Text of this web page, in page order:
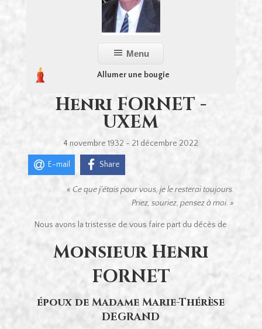
Menu
Allumer une bougie
Henri FORNET -
UXEM
4 novembre 1932 - 21 décembre 2022
E-mail Share
« Ce que j’étais pour vous, je le resterai toujours.
Priez, souriez, pensez à moi. »
Nous avons la tristesse de vous faire part du décès de
Monsieur Henri
FORNET
époux de Madame Marie-Thérèse
DEGRAND